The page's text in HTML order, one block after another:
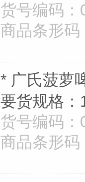
货号编码：
商品条形
* 广氏菠萝
要货规格：
货号编码
商品条形